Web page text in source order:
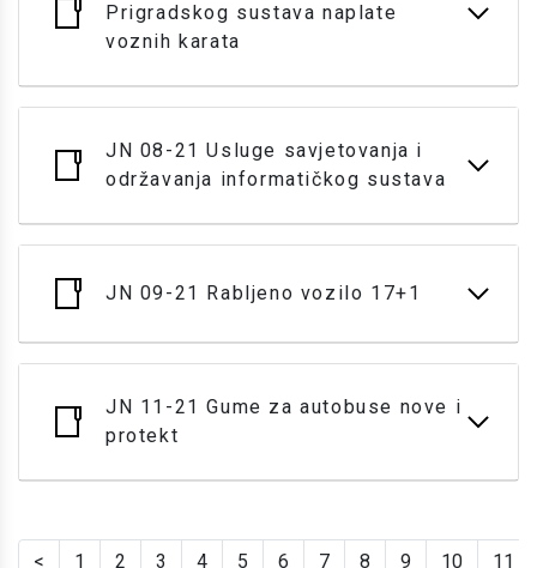
Prigradskog sustava naplate
voznih karata
JN 08-21 Usluge savjetovanja i
održavanja informatičkog sustava
JN 09-21 Rabljeno vozilo 17+1
JN 11-21 Gume za autobuse nove i
protekt
< 1 2 3 4 5 6 7 8 9 10 11